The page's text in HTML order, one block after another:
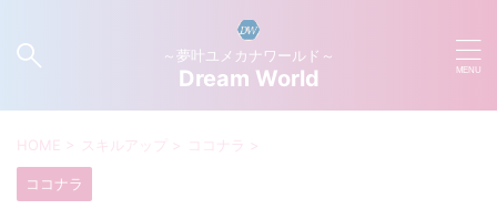
～夢叶ユメカナワールド～
Dream World
HOME > スキルアップ > ココナラ >
ココナラ